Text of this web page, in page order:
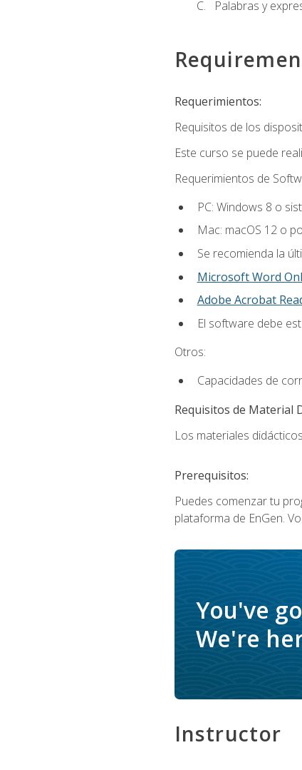
Palabras y
Requerimientos:
Requisitos de los
Este curso se puede
Requerimientos de
PC: Windows 8 o
Mac: macOS 12 o
Se recomienda la
Microsoft Word
Adobe Acrobat
El software debe
Otros:
Capacidades de
Requisitos de Material
Los materiales
Prerequisitos:
Puedes comenzar tu
plataforma de EnGen.
You've
We're
Instructor